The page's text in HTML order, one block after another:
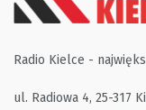
Radio Kielce -
ul. Radiowa 4, 25-317